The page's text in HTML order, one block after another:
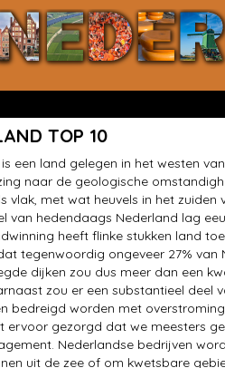
TOP 10
een land gelegen in het westen
naar de geologische
vlak, met wat heuvels in het zuiden
van hedendaags Nederland lag
heeft flinke stukken land
tegenwoordig ongeveer 27% van
dijken zou dus meer dan een
zou er een substantieel deel
bedreigd worden met
ervoor gezorgd dat we meesters
Nederlandse bedrijven
uit de zee of om kwetsbare